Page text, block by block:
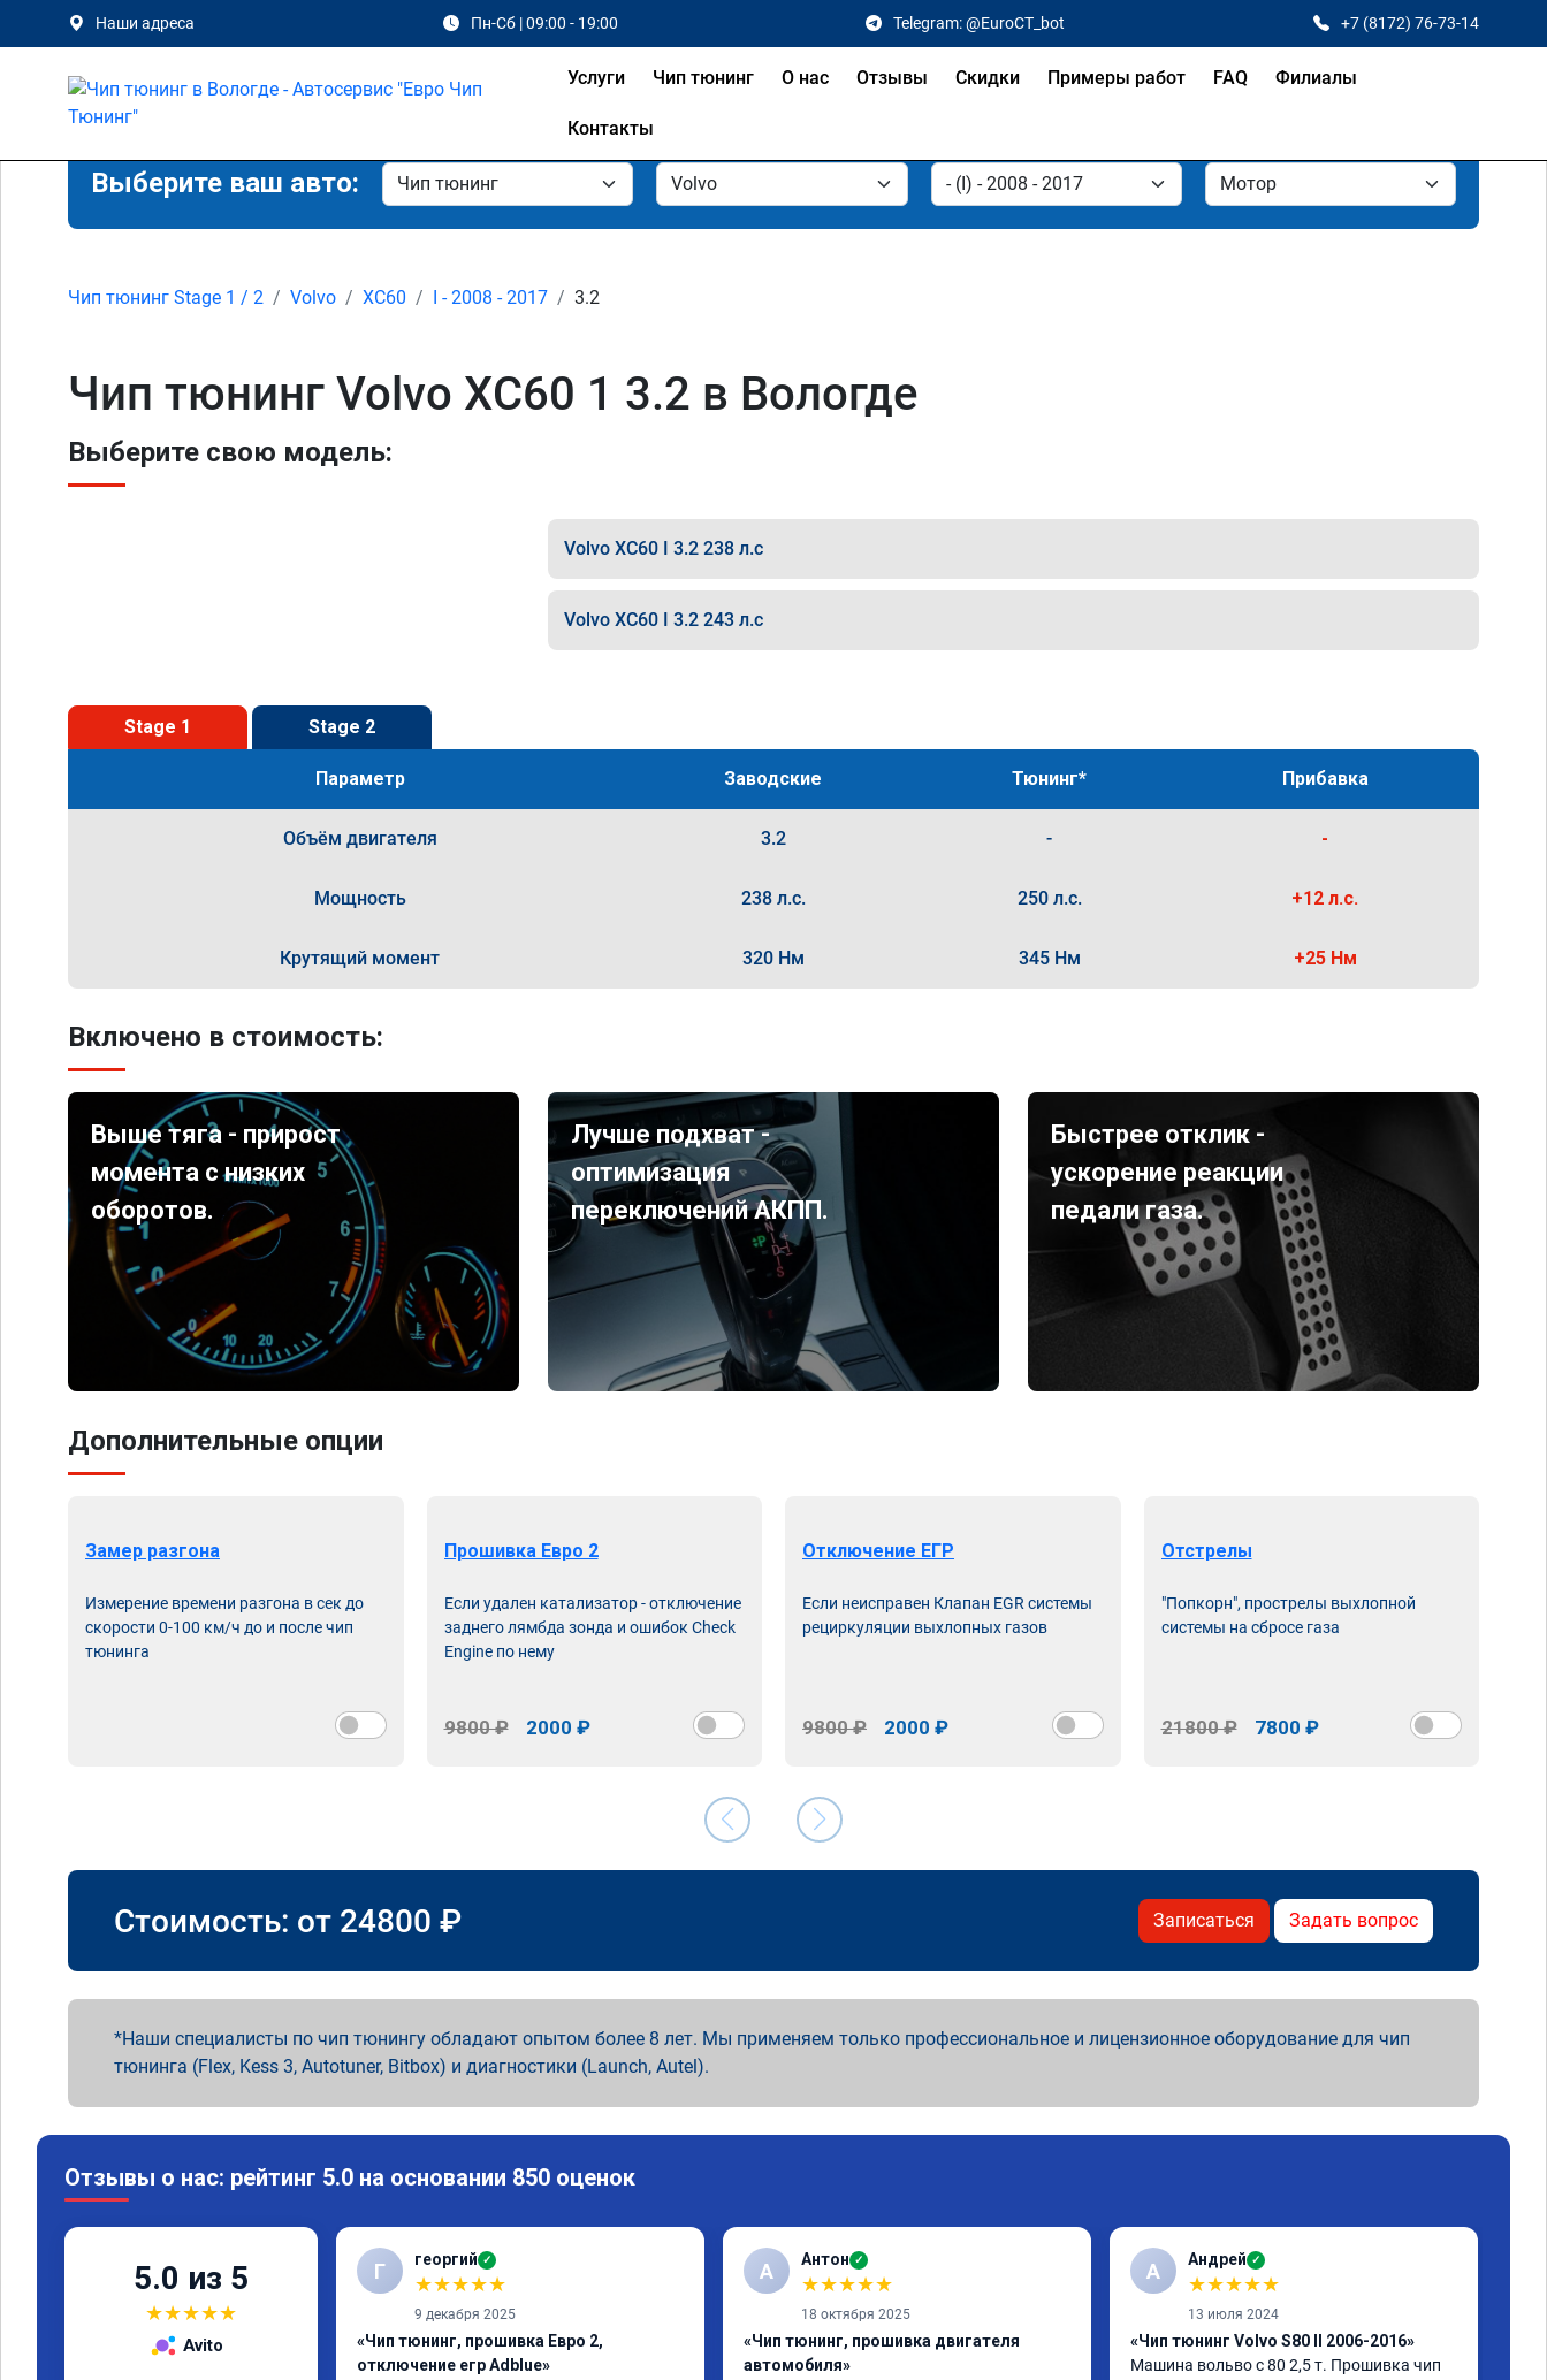
Наши адреса Пн-Сб | 09:00 - 19:00 Telegram: @EuroCT_bot +7 (8172) 76-73-14
Услуги Чип тюнинг О нас Отзывы Скидки Примеры работ FAQ Филиалы
Контакты
Выберите ваш авто:
Чип тюнинг Stage 1 / 2 Volvo XC60 I - 2008 - 2017 3.2
Чип тюнинг Volvo XC60 1 3.2 в Вологде
Выберите свою модель:
Volvo XC60 I 3.2 238 л.с
Volvo XC60 I 3.2 243 л.с
Stage 1 Stage 2
Параметр Заводские Тюнинг* Прибавка
Объём двигателя 3.2 - -
Мощность 238 л.с. 250 л.с. +12 л.с.
Крутящий момент 320 Нм 345 Нм +25 Нм
Включено в стоимость:
Выше тяга - прирост
момента с низких
оборотов.
Лучше подхват -
оптимизация
переключений АКПП.
Быстрее отклик -
ускорение реакции
педали газа.
Дополнительные опции
Замер разгона
Измерение времени разгона в сек до
скорости 0-100 км/ч до и после чип
тюнинга
Прошивка Евро 2
Если удален катализатор - отключение
заднего лямбда зонда и ошибок Check
Engine по нему
9800 ₽ 2000 ₽
Отключение ЕГР
Если неисправен Клапан EGR системы
рециркуляции выхлопных газов
9800 ₽ 2000 ₽
Отстрелы
"Попкорн", прострелы выхлопной
системы на сбросе газа
21800 ₽ 7800 ₽
Стоимость: от 24800 ₽ Записаться Задать вопрос
Наши специалисты по чип тюнингу обладают опытом более 8 лет. Мы применяем только профессиональное и лицензионное оборудование для чип
тюнинга (Flex, Kess 3, Autotuner, Bitbox) и диагностики (Launch, Autel).
Отзывы о нас: рейтинг 5.0 на основании 850 оценок
5.0 из 5
★★★★★
Avito
Г георгий ✓
★★★★★
9 декабря 2025
«Чип тюнинг, прошивка Евро 2,
отключение егр Adblue»
А Антон ✓
★★★★★
18 октября 2025
«Чип тюнинг, прошивка двигателя
автомобиля»
А Андрей ✓
★★★★★
13 июля 2024
«Чип тюнинг Volvo S80 II 2006-2016»
Машина вольво с 80 2,5 т. Прошивка чип